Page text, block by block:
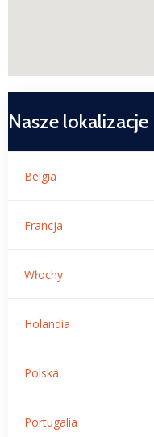
Nasze lokalizacje
Belgia
Francja
Włochy
Holandia
Polska
Portugalia